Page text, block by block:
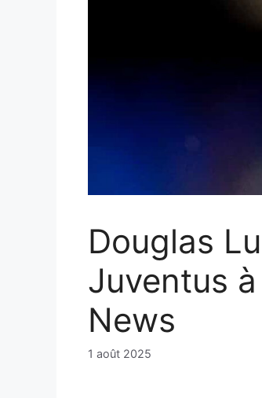
Douglas
Juventus
News
1 août 2025